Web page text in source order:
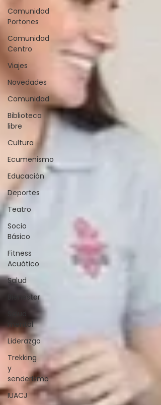
Comunidad
Portones
Comunidad
Centro
Viajes
Novedades
Comunidad
Biblioteca
libre
Cultura
Ecumenismo
Educación
Deportes
Teatro
Socio
Básico
Fitness
Acuático
Salud
Bienestar
mental
Liderazgo
Trekking
y
senderismo
IUACJ